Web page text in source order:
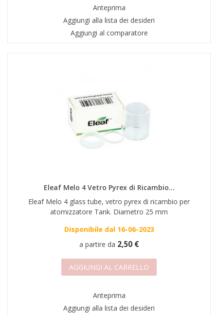
Anteprima
Aggiungi alla lista dei desideri
Aggiungi al comparatore
Eleaf Melo 4 Vetro Pyrex di Ricambio...
Eleaf Melo 4 glass tube, vetro pyrex di ricambio per
atomizzatore Tank. Diametro 25 mm
Disponibile dal 16-06-2023
a partire da 2,50 €
AGGIUNGI AL CARRELLO
Anteprima
Aggiungi alla lista dei desideri